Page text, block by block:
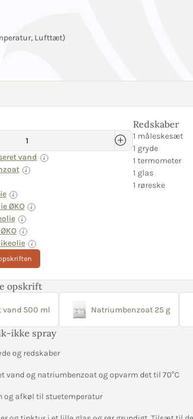
Lufttæt)
vand
ØKO
Redskaber
1 måleskesæt
1 gryde
1 termometer
1 glas
1 røreske
opskrift
vand 500 ml Natriumbenzoat 25 g
ikke spray
og redskaber
vand og natriumbenzoat og opvarm det til 70°C
og afkøl til stuetemperatur